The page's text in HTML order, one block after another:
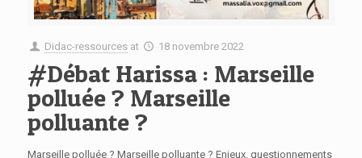
Didac-ressources at 18 novembre 2022
#Débat Harissa : Marseille
polluée ? Marseille
polluante ?
Marseille polluée ? Marseille polluante ? Enjeux, questionnements